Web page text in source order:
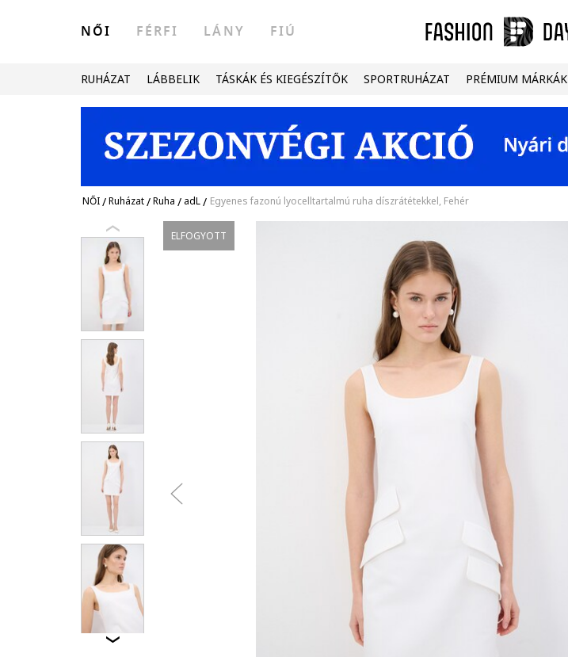
NŐI FÉRFI LÁNY FIÚ
RUHÁZAT LÁBBELIK TÁSKÁK ÉS KIEGÉSZÍTŐK SPORTRUHÁZAT PRÉMIUM MÁRKÁK
NŐI/Ruházat/Ruha / adL/ Egyenes fazonú lyocelltartalmú ruha díszrátétekkel, Fehér
ELFOGYOTT